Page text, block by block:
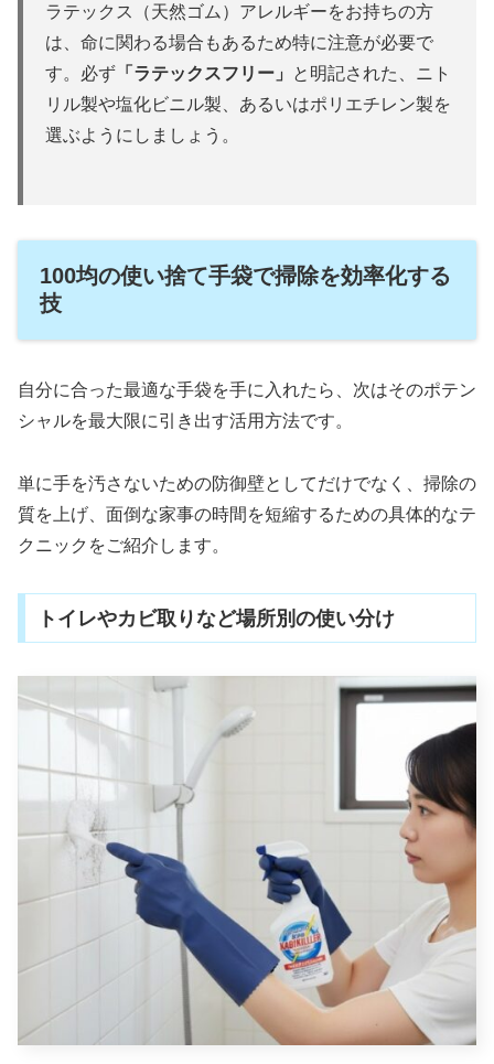
ラテックス（天然ゴム）アレルギーをお持ちの方
は、命に関わる場合もあるため特に注意が必要で
す。必ず 「ラテックスフリー」
と明記された、ニト
リル製や塩化ビニル製、あるいはポリエチレン製を
選ぶようにしましょう。
100均の使い捨て手袋で掃除を効率化する
技
自分に合った最適な手袋を手に入れたら、次はそのポテン
シャルを最大限に引き出す活用方法です。
単に手を汚さないための防御壁としてだけでなく、掃除の
質を上げ、面倒な家事の時間を短縮するための具体的なテ
クニックをご紹介します。
トイレやカビ取りなど場所別の使い分け